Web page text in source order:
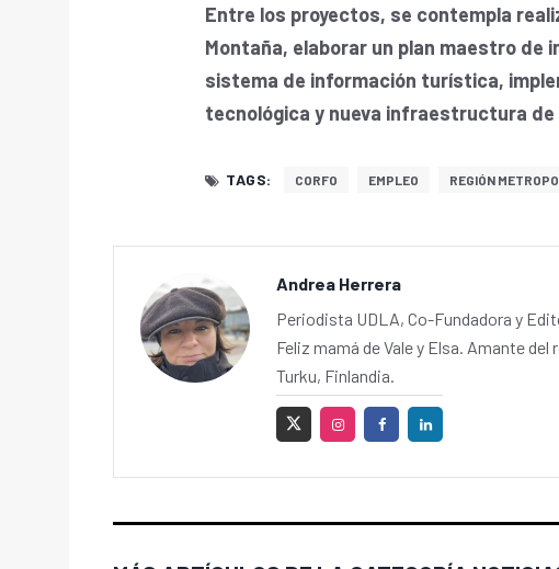
Entre los proyectos, se contempla
Montaña, elaborar un plan maestro
sistema de información turística,
tecnológica y nueva infraestructura
TAGS: CORFO EMPLEO REGIÓN
Andrea Herrera
Periodista UDLA, Co-Fundadora y
Feliz mamá de Vale y Elsa. Amante
Turku, Finlandia.